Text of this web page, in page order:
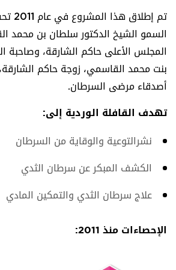
تم
السمو الشيخ الدكتور سلطان بن محمد
المجلس الأعلى حاكم الشارقة، وصاحبة
بنت محمد القاسمي، زوجة حاكم
أصدقاء مرضى السرطان.
تهدف القافلة الوردية إلى:
نشرالتوعية والوقاية من السرطان
الكشف المبكر عن سرطان الثدي
علاج سرطان الثدي والتمكين المادي
الإحصاءات منذ 2011: